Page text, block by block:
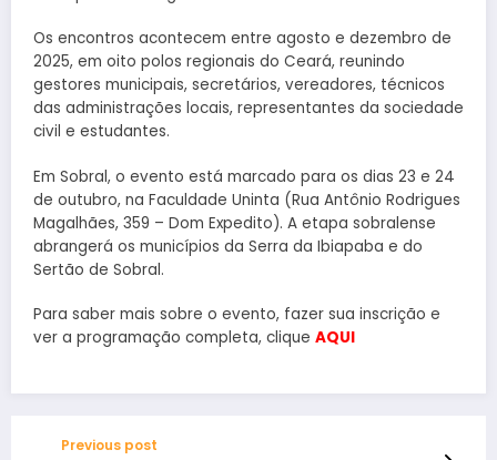
Os encontros acontecem entre agosto e dezembro de
2025, em oito polos regionais do Ceará, reunindo
gestores municipais, secretários, vereadores, técnicos
das administrações locais, representantes da sociedade
civil e estudantes.
Em Sobral, o evento está marcado para os dias 23 e 24
de outubro, na Faculdade Uninta (Rua Antônio Rodrigues
Magalhães, 359 – Dom Expedito). A etapa sobralense
abrangerá os municípios da Serra da Ibiapaba e do
Sertão de Sobral.
Para saber mais sobre o evento, fazer sua inscrição e
ver a programação completa, clique AQUI
Previous post